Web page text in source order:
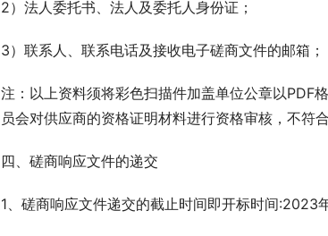
2）法人委托书、法人及委托人身份证；
3）联系人、联系电话及接收电子磋商文件的邮箱；
注：以上资料须将彩色扫描件加盖单位公章以
员会对供应商的资格证明材料进行资格审核，不符
四、磋商响应文件的递交
1、磋商响应文件递交的截止时间即开标时间:2023